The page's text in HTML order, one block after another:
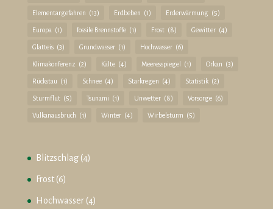
Elementargefahren (13) Erdbeben (1) Erderwärmung (5)
Europa (1) fossile Brennstoffe (1) Frost (8) Gewitter (4)
Glatteis (3) Grundwasser (1) Hochwasser (6)
Klimakonferenz (2) Kälte (4) Meeresspiegel (1) Orkan (3)
Rückstau (1) Schnee (4) Starkregen (4) Statistik (2)
Sturmflut (5) Tsunami (1) Unwetter (8) Vorsorge (6)
Vulkanausbruch (1) Winter (4) Wirbelsturm (5)
Blitzschlag(4)
Frost(6)
Hochwasser(4)